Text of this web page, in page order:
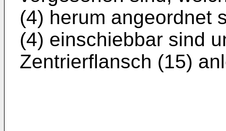
(4) herum angeordnet
(4) einschiebbar sind
Zentrierflansch (15)